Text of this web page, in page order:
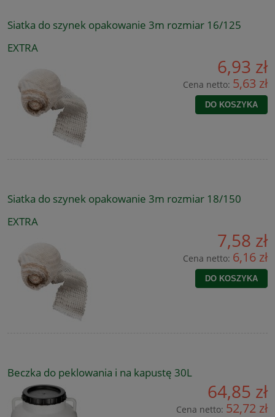
Siatka do szynek opakowanie 3m rozmiar 16/125
EXTRA
6,93 zł
Cena netto: 5,63 zł
DO KOSZYKA
Siatka do szynek opakowanie 3m rozmiar 18/150
EXTRA
7,58 zł
Cena netto: 6,16 zł
DO KOSZYKA
Beczka do peklowania i na kapustę 30L
64,85 zł
Cena netto: 52,72 zł